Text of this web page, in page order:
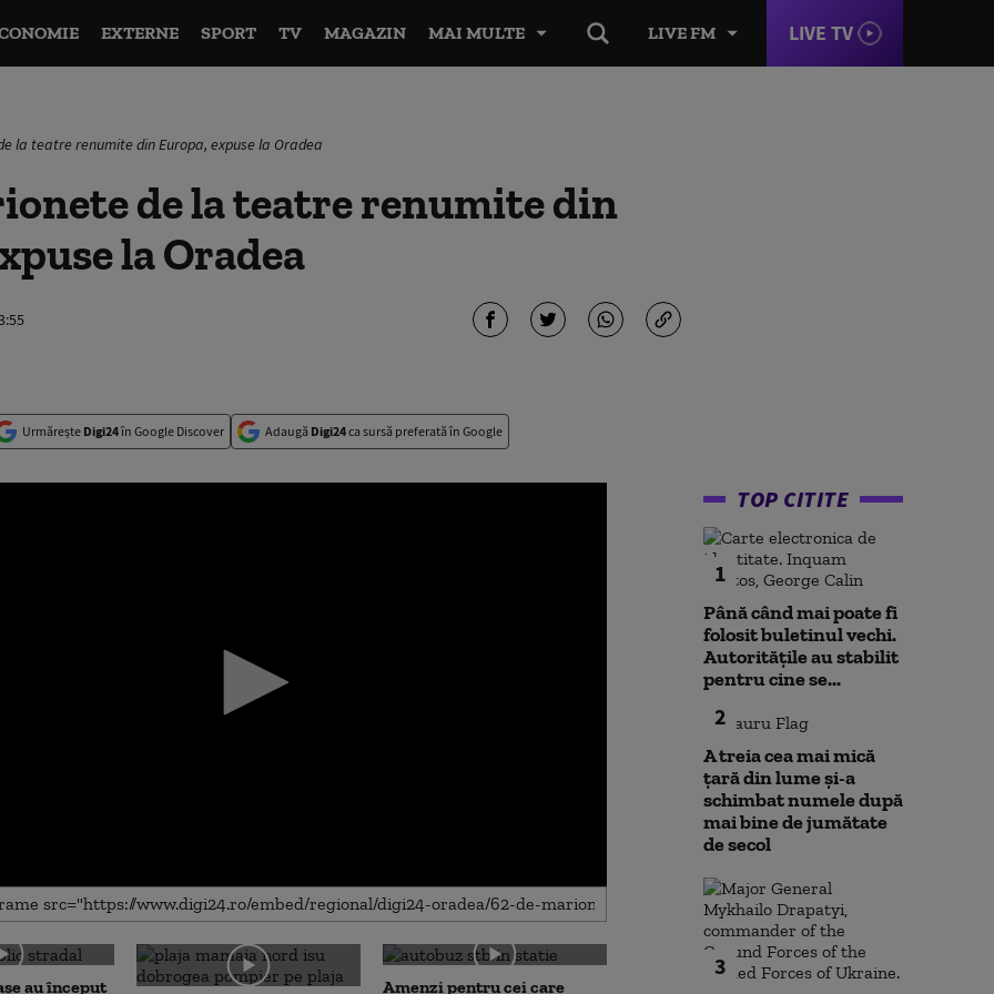
LIVE FM LIVE TV
EXTERNE SPORT TV MAGAZIN MAI MULTE
la teatre renumite din Europa, expuse la Oradea
de la teatre renumite din
la Oradea
Urmărește Digi24în Google Discover Adaugă Digi24ca sursă preferată în Google
au început
Amenzi pentru cei care
TOP CITITE
1
Până când mai poate fi
folosit buletinul vechi.
Autoritățile au stabilit
pentru cine se...
2
A treia cea mai mică
țară din lume și-a
schimbat numele după
mai bine de jumătate
de secol
3